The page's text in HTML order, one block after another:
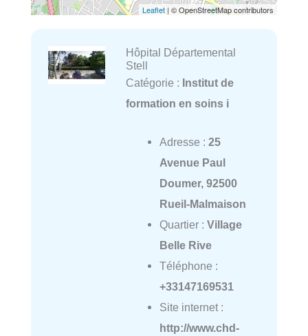
Leaflet| © OpenStreetMap contributors
Hôpital Départemental
Stell
Catégorie : Institut de
formation en soins i
Adresse : 25
Avenue Paul
Doumer, 92500
Rueil-Malmaison
Quartier : Village
Belle Rive
Téléphone :
+33147169531
Site internet :
http://www.chd-